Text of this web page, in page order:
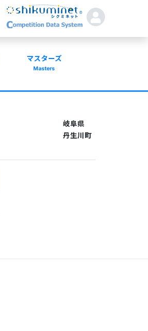
マスターズ
Masters
岐阜県
丹生川町